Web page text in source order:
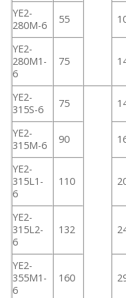
YE2-
280M-6
55
YE2-
280M1-
6
75
YE2-
315S-6
75
YE2-
315M-6
90
YE2-
315L1-
6
110
YE2-
315L2-
6
132
YE2-
355M1-
6
160